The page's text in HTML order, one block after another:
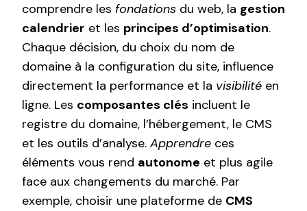
comprendre les fondations du web, la gestion
calendrier et les principes d’optimisation.
Chaque décision, du choix du nom de
domaine à la configuration du site, influence
directement la performance et la visibilité en
ligne. Les composantes clés incluent le
registre du domaine, l’hébergement, le CMS
et les outils d’analyse. Apprendre ces
éléments vous rend autonome et plus agile
face aux changements du marché. Par
exemple, choisir une plateforme de CMS